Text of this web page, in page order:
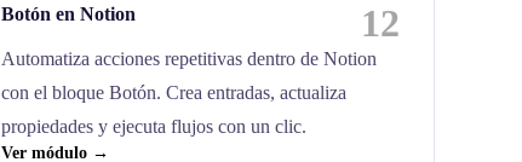
Botón en Notion 12
Automatiza acciones repetitivas dentro de Notion
con el bloque Botón. Crea entradas, actualiza
propiedades y ejecuta flujos con un clic.
Ver módulo →